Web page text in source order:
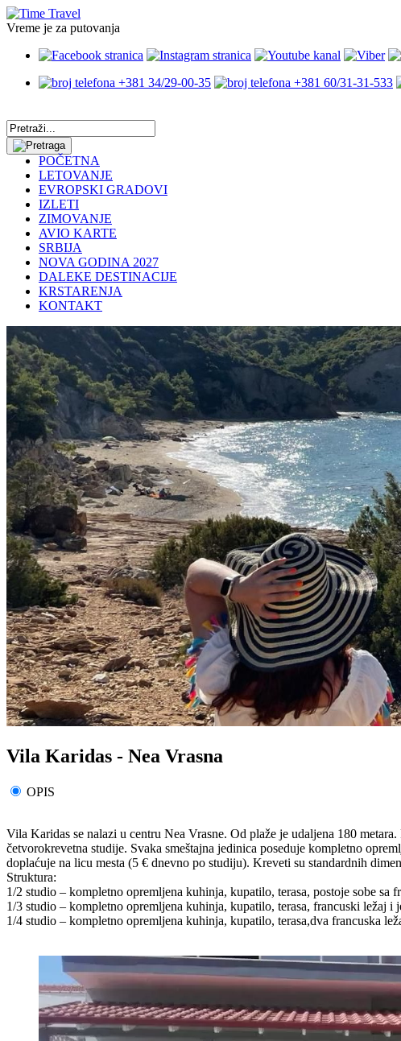
Vreme je za putovanja
+381 34/29-00-35 +381 60/31-31-533
POČETNA
LETOVANJE
EVROPSKI GRADOVI
IZLETI
ZIMOVANJE
AVIO KARTE
SRBIJA
NOVA GODINA 2027
DALEKE DESTINACIJE
KRSTARENJA
KONTAKT
Vila Karidas - Nea Vrasna
OPIS
Vila Karidas se nalazi u centru Nea Vrasne. Od plaže je udaljena 180
četvorokrevetna studije. Svaka smeštajna jedinica poseduje kompletno
doplaćuje na licu mesta (5 € dnevno po studiju). Kreveti su standardnih
Struktura:
1/2 studio – kompletno opremljena kuhinja, kupatilo, terasa, postoje sobe sa
1/3 studio – kompletno opremljena kuhinja, kupatilo, terasa, francuski ležaj i
1/4 studio – kompletno opremljena kuhinja, kupatilo, terasa,dva francuska